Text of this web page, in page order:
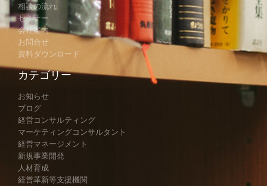
相談の流れ
セミナー
会社案内
お問合せ
資料ダウンロード
カテゴリー
お知らせ
ブログ
経営コンサルティング
マーケティングコンサルタント
経営マネージメント
新規事業開発
人材育成
経営革新等支援機関